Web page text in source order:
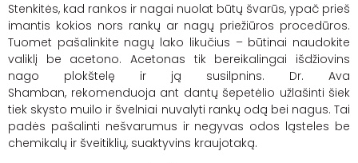
Stenkitės, kad rankos ir nagai nuolat būtų švarūs, ypač prieš
imantis kokios nors rankų ar nagų priežiūros procedūros.
Tuomet pašalinkite nagų lako likučius – būtinai naudokite
valiklį be acetono. Acetonas tik bereikalingai išdžiovins
nago plokštelę ir ją susilpnins. Dr. Ava
Shamban, rekomenduoja ant dantų šepetėlio užlašinti šiek
tiek skysto muilo ir švelniai nuvalyti rankų odą bei nagus. Tai
padės pašalinti nešvarumus ir negyvas odos ląsteles be
chemikalų ir šveitiklių, suaktyvins kraujotaką.